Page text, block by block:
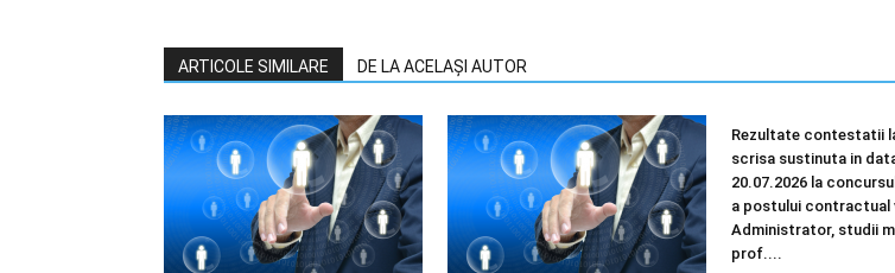
ARTICOLE SIMILARE DE LA ACELAȘI AUTOR
Rezultate contestatii
scrisa sustinuta in
20.07.2026 la
a postului contractual
Administrator, studii
prof....